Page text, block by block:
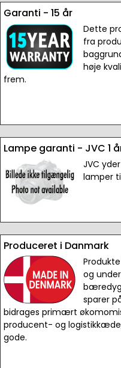
Garanti - 15 år
Dette
fra
høje
frem.
Lampe garanti - JVC 1
JVC
lamper
Produceret i Danmark
og
sparer
bidrages primært
producent- og
gode.